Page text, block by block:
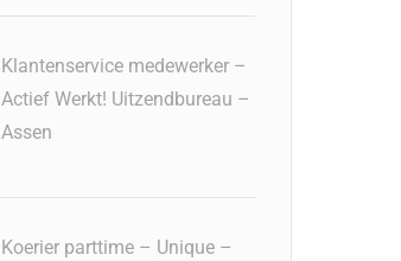
Klantenservice medewerker –
Actief Werkt! Uitzendbureau –
Assen
Koerier parttime – Unique –